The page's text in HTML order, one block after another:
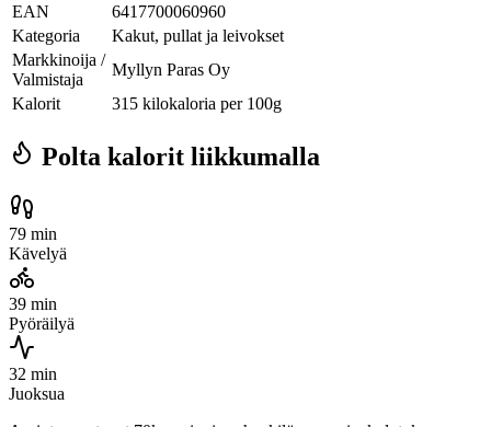
EAN
6417700060960
Kategoria
Kakut, pullat ja leivokset
Markkinoija /
Valmistaja
Myllyn Paras Oy
Kalorit
315 kilokaloria per 100g
Polta kalorit liikkumalla
79 min
Kävelyä
39 min
Pyöräilyä
32 min
Juoksua